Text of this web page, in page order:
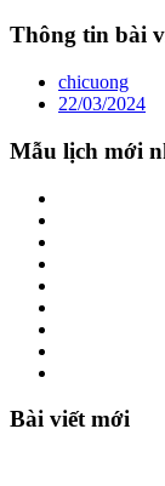
Thông tin bài
chicuong
22/03/2024
Mẫu lịch mới
Bài viết mới